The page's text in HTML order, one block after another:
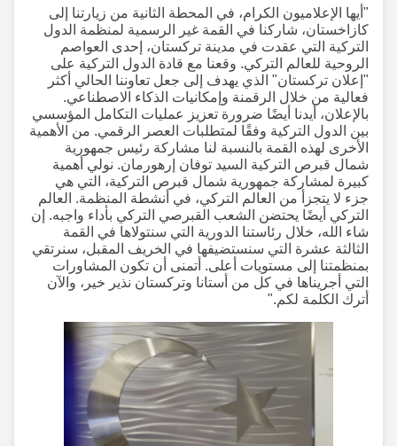
"أيها الإعلاميون الكرام، في المحطة الثانية من زيارتنا إلى
كازاخستان، شاركنا في القمة غير الرسمية لمنظمة الدول
التركية التي عقدت في مدينة تركستان، إحدى العواصم
الروحية للعالم التركي. وقعنا مع قادة الدول التركية على
"إعلان تركستان" الذي يهدف إلى جعل تعاوننا الحالي أكثر
فعالية من خلال الرقمنة وإمكانيات الذكاء الاصطناعي.
بالإعلان، أيدنا أيضًا ضرورة تعزيز عمليات التكامل المؤسسي
بين الدول التركية وفقًا لمتطلبات العصر الرقمي. من الأهمية
الأخرى لهذه القمة بالنسبة لنا مشاركة رئيس جمهورية
شمال قبرص التركية السيد توفان إرهورمان. نولي أهمية
كبيرة لمشاركة جمهورية شمال قبرص التركية، التي هي
جزء لا يتجزأ من العالم التركي، في أنشطة المنظمة. العالم
التركي أيضًا يحتضن الشعب القبرصي التركي بأداء واجبه. إن
شاء الله، خلال رئاستنا الدورية التي سنتولاها في القمة
الثالثة عشرة التي سنستضيفها في الخريف المقبل، سنرتقي
بمنظمتنا إلى مستويات أعلى. أتمنى أن تكون المشاورات
التي أجريناها في كل من أستانا وتركستان نذير خير، والآن
أترك الكلمة لكم."